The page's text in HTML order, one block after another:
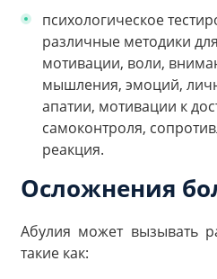
психологическое
различные методики
мотивации, воли,
мышления, эмоций,
апатии, мотивации к
самоконтроля,
реакция.
Осложнения
Абулия может вызывать
такие как: